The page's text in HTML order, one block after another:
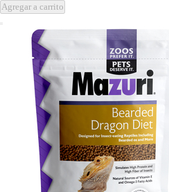
Agregar a carrito